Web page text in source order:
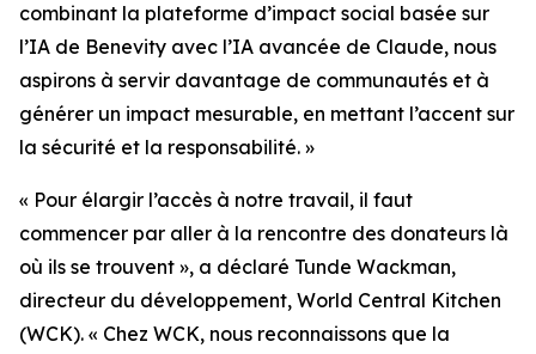
combinant la plateforme d’impact social basée sur
l’IA de Benevity avec l’IA avancée de Claude, nous
aspirons à servir davantage de communautés et à
générer un impact mesurable, en mettant l’accent sur
la sécurité et la responsabilité. »
« Pour élargir l’accès à notre travail, il faut
commencer par aller à la rencontre des donateurs là
où ils se trouvent », a déclaré Tunde Wackman,
directeur du développement, World Central Kitchen
(WCK). « Chez WCK, nous reconnaissons que la